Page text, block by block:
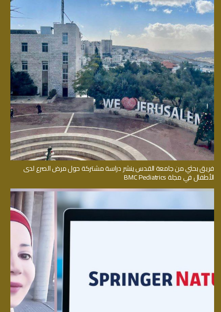
فريق بحثي من جامعة القدس ينشر دراسة مشتركة حول مرض الصرع لدى
الأطفال في مجلة BMC Pediatrics